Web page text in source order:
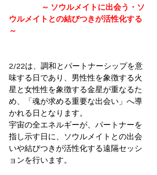
ウルメイトとの結びつきが活性化する
～
2/22は、調和とパートナーシップを意
味する日であり、男性性を象徴する火
星と女性性を象徴する金星が重なるた
め、「魂が求める重要な出会い」へ導
かれる日となります。
宇宙の全エネルギーが、パートナーを
指し示す日に、ソウルメイトとの出会
いや結びつきが活性化する遠隔セッシ
ョンを行います。